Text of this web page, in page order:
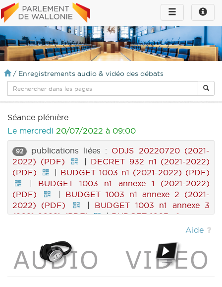
Toggle
infos
Toggle
navigation
/ Enregistrements audio & vidéo des débats
Séance plénière
Le mercredi 20/07/2022 à 09:00
92 publications liées : ODJS 20220720 (2021-
2022) (PDF)
| DECRET 932 n1 (2021-2022)
(PDF)
| BUDGET 1003 n1 (2021-2022) (PDF)
| BUDGET 1003 n1 annexe 1 (2021-2022)
(PDF)
| BUDGET 1003 n1 annexe 2 (2021-
2022) (PDF)
| BUDGET 1003 n1 annexe 3
(2021-2022) (PDF)
|BUDGET 1003 n1 annexe
BUDGET 1003 n1
n1 annexe 5 (2021-2022) (PDF)
| BUDGET
1003 n1 annexe 5bis (2021-2022) (PDF)
|
BUDGET 1003 n1 annexe 6 (2021-2022) (PDF)
Aide